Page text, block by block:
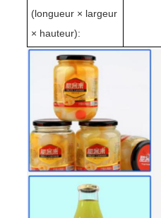
(longueur × largeur
× hauteur):